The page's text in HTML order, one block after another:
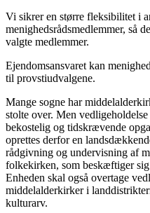
Vi sikrer en større fleksibilitet i
menighedsrådsmedlemmer, så
valgte medlemmer.
Ejendomsansvaret kan
til provstiudvalgene.
Mange sogne har
stolte over. Men
bekostelig og tidskrævende
oprettes derfor en
rådgivning og undervisning af
folkekirken, som beskæftiger
Enheden skal også overtage
middelalderkirker i
kulturarv.